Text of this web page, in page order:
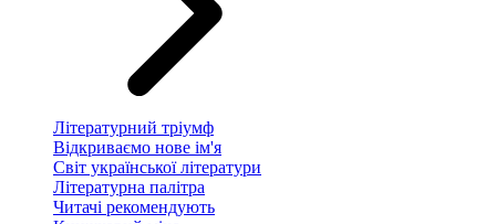
Літературний тріумф
Відкриваємо нове ім'я
Світ української літератури
Літературна палітра
Читачі рекомендують